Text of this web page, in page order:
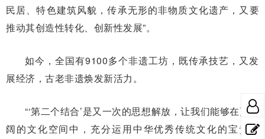
民居、特色建筑风貌，传承无形的非物质文化遗产，又要
推动其创造性转化、创新性发展”。
如今，全国有9100多个非遗工坊，既传承技艺，又发
展经济，古老非遗焕发新活力。
“‘第二个结合’是又一次的思想解放，让我们能够在更广
阔的文化空间中，充分运用中华优秀传统文化的宝贵资